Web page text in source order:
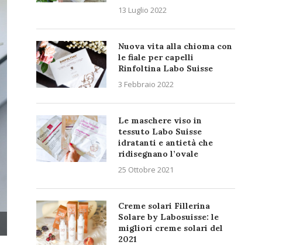
13 Luglio 2022
Nuova vita alla chioma con
le fiale per capelli
Rinfoltina Labo Suisse
3 Febbraio 2022
Le maschere viso in
tessuto Labo Suisse
idratanti e antietà che
ridisegnano l’ovale
25 Ottobre 2021
Creme solari Fillerina
Solare by Labosuisse: le
migliori creme solari del
2021